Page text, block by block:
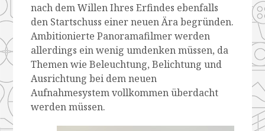
nach dem Willen Ihres Erfindes ebenfalls
den Startschuss einer neuen Ära begründen.
Ambitionierte Panoramafilmer werden
allerdings ein wenig umdenken müssen, da
Themen wie Beleuchtung, Belichtung und
Ausrichtung bei dem neuen
Aufnahmesystem vollkommen überdacht
werden müssen.